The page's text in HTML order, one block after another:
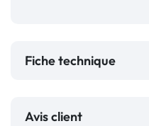
Fiche technique
Avis client